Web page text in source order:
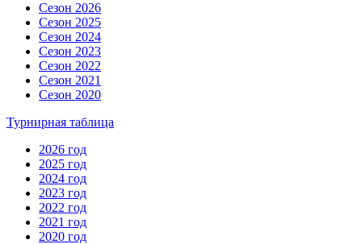
Сезон 2026
Сезон 2025
Сезон 2024
Сезон 2023
Сезон 2022
Сезон 2021
Сезон 2020
Турнирная таблица
2026 год
2025 год
2024 год
2023 год
2022 год
2021 год
2020 год